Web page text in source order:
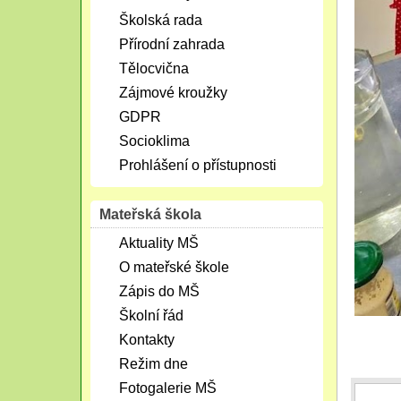
Školská rada
Přírodní zahrada
Tělocvična
Zájmové kroužky
GDPR
Socioklima
Prohlášení o přístupnosti
Mateřská škola
Aktuality MŠ
O mateřské škole
Zápis do MŠ
Školní řád
Kontakty
Režim dne
Fotogalerie MŠ